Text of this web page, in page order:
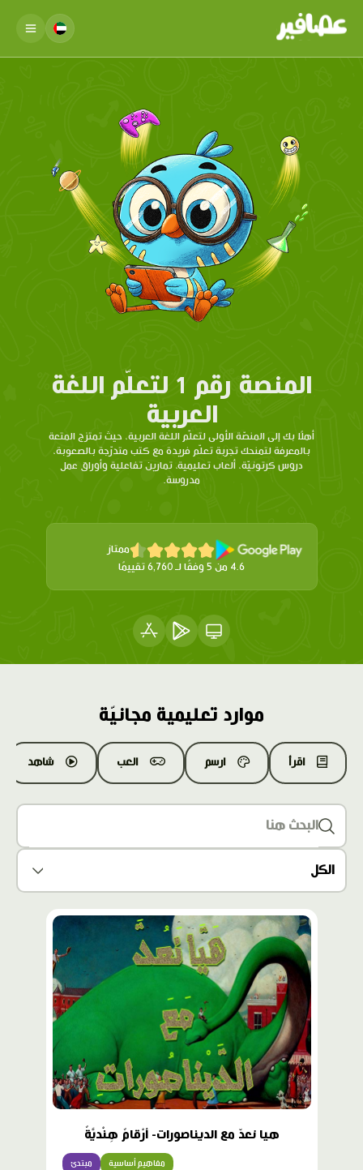
المنصة رقم 1 لتعلّم اللغة
العربية
أهلًا بك إلى المنصّة الأولى لتعلّم اللغة العربية، حيث تمتزج المتعة
بالمعرفة لتمنحك تجربة تعلّم فريدة مع كتب متدرّجة بالصعوبة،
دروس كرتونيّة، ألعاب تعليمية، تمارين تفاعلية وأوراق عمل
مدروسة.
ممتاز
4.6 من 5 وفقًا لـ 6,760 تقييمًا
موارد تعليمية مجانيّة
اقرأ ارسم العب شاهد
هيا نعدّ مع الديناصورات- أرْقامٌ هِنْديَّةٌ
مبتدئ مفاهيم أساسية